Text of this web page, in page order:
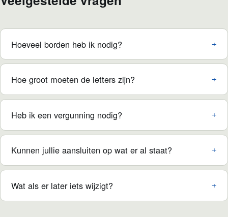
Hoeveel borden heb ik nodig?
Hoe groot moeten de letters zijn?
Heb ik een vergunning nodig?
Kunnen jullie aansluiten op wat er al staat?
Wat als er later iets wijzigt?